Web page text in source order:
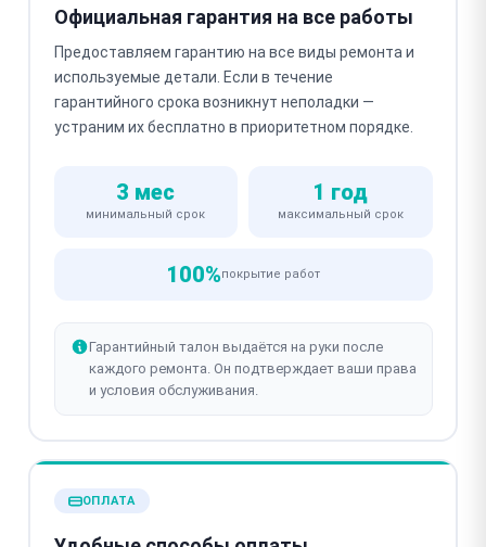
Официальная гарантия на все работы
Предоставляем гарантию на все виды ремонта и
используемые детали. Если в течение
гарантийного срока возникнут неполадки —
устраним их бесплатно в приоритетном порядке.
3 мес
минимальный срок
1 год
максимальный срок
100%покрытие работ
Гарантийный талон выдаётся на руки после
каждого ремонта. Он подтверждает ваши права
и условия обслуживания.
ОПЛАТА